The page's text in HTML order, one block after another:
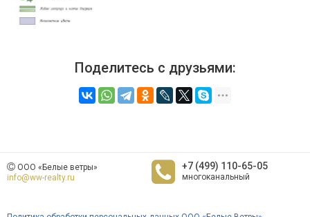
Поделитесь с друзьями:
ООО «Белые ветры»
info@ww-realty.ru
+7 (499) 110-65-05
многоканальный